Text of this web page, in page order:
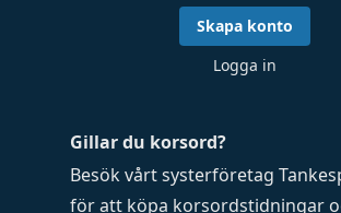
Gillar du korsord?
Besök vårt systerföretag
för att köpa korsordstidningar
Skapa konto
Logga in